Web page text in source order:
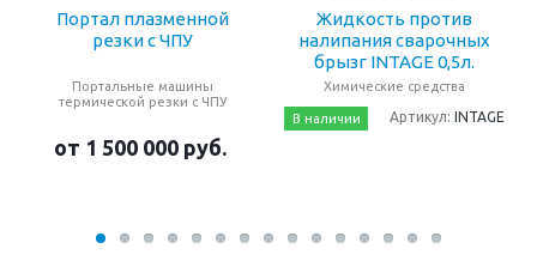
Портал плазменной
резки с ЧПУ
Портальные машины
термической резки с ЧПУ
от 1 500 000 руб.
Жидкость против
налипания сварочных
брызг INTAGE 0,5л.
Химические средства
В наличии Артикул:INTAGE